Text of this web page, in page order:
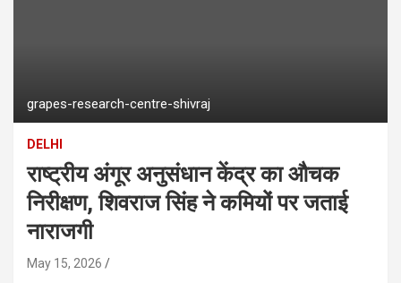
grapes-research-centre-shivraj
DELHI
राष्ट्रीय अंगूर अनुसंधान केंद्र का औचक
निरीक्षण, शिवराज सिंह ने कमियों पर जताई
नाराजगी
May 15, 2026